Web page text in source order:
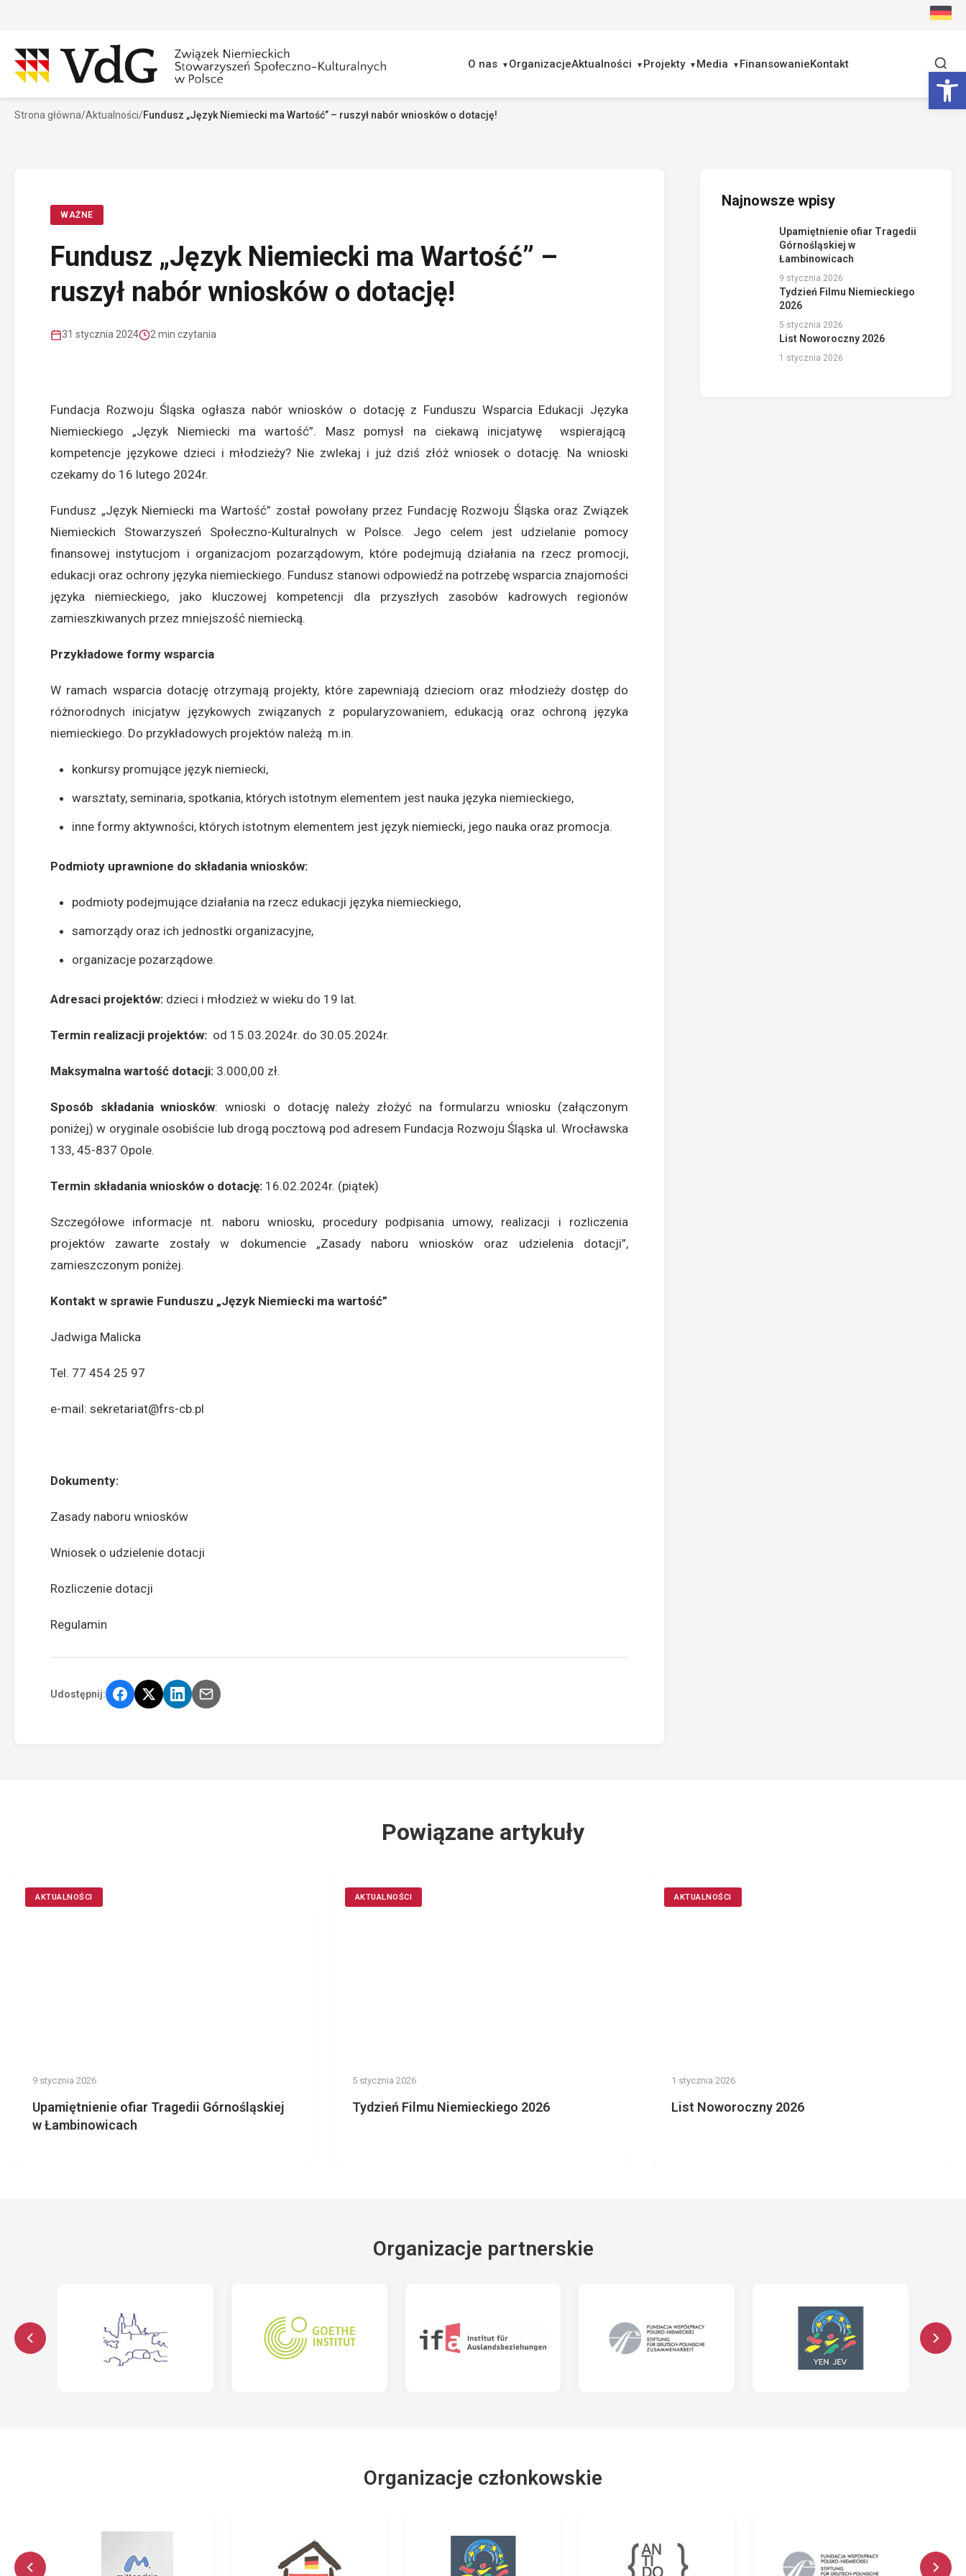
O nas OrganizacjeAktualności Projekty Media FinansowanieKontakt
Szukaj
Strona główna/Aktualności/Fundusz „Język Niemiecki ma Wartość” – ruszył nabór wniosków o dotację!
WAŻNE
Fundusz „Język Niemiecki ma Wartość” –
ruszył nabór wniosków o dotację!
31 stycznia 2024 2 min czytania
Fundacja Rozwoju Śląska ogłasza nabór wniosków o dotację z Funduszu Wsparcia Edukacji Języka
Niemieckiego „Język Niemiecki ma wartość”. Masz pomysł na ciekawą inicjatywę wspierającą
kompetencje językowe dzieci i młodzieży? Nie zwlekaj i już dziś złóż wniosek o dotację. Na wnioski
czekamy do 16 lutego 2024r.
Fundusz „Język Niemiecki ma Wartość” został powołany przez Fundację Rozwoju Śląska oraz Związek
Niemieckich Stowarzyszeń Społeczno-Kulturalnych w Polsce. Jego celem jest udzielanie pomocy
finansowej instytucjom i organizacjom pozarządowym, które podejmują działania na rzecz promocji,
edukacji oraz ochrony języka niemieckiego. Fundusz stanowi odpowiedź na potrzebę wsparcia znajomości
języka niemieckiego, jako kluczowej kompetencji dla przyszłych zasobów kadrowych regionów
zamieszkiwanych przez mniejszość niemiecką.
Przykładowe formy wsparcia
W ramach wsparcia dotację otrzymają projekty, które zapewniają dzieciom oraz młodzieży dostęp do
różnorodnych inicjatyw językowych związanych z popularyzowaniem, edukacją oraz ochroną języka
niemieckiego. Do przykładowych projektów należą m.in.
konkursy promujące język niemiecki,
warsztaty, seminaria, spotkania, których istotnym elementem jest nauka języka niemieckiego,
inne formy aktywności, których istotnym elementem jest język niemiecki, jego nauka oraz promocja.
Podmioty uprawnione do składania wniosków:
podmioty podejmujące działania na rzecz edukacji języka niemieckiego,
samorządy oraz ich jednostki organizacyjne,
organizacje pozarządowe.
Adresaci projektów: dzieci i młodzież w wieku do 19 lat.
Termin realizacji projektów: od 15.03.2024r. do 30.05.2024r.
Maksymalna wartość dotacji: 3.000,00 zł.
Sposób składania wniosków: wnioski o dotację należy złożyć na formularzu wniosku (załączonym
poniżej) w oryginale osobiście lub drogą pocztową pod adresem Fundacja Rozwoju Śląska ul. Wrocławska
133, 45-837 Opole.
Termin składania wniosków o dotację: 16.02.2024r. (piątek)
Szczegółowe informacje nt. naboru wniosku, procedury podpisania umowy, realizacji i rozliczenia
projektów zawarte zostały w dokumencie „Zasady naboru wniosków oraz udzielenia dotacji”,
zamieszczonym poniżej.
Kontakt w sprawie Funduszu „Język Niemiecki ma wartość”
Jadwiga Malicka
Tel. 77 454 25 97
e-mail: sekretariat@frs-cb.pl
Dokumenty:
Zasady naboru wniosków
Wniosek o udzielenie dotacji
Rozliczenie dotacji
Regulamin
Udostępnij:
Najnowsze wpisy
Upamiętnienie ofiar Tragedii
Górnośląskiej w
Łambinowicach
9 stycznia 2026
Tydzień Filmu Niemieckiego
2026
5 stycznia 2026
List Noworoczny 2026
1 stycznia 2026
Powiązane artykuły
AKTUALNOŚCI
9 stycznia 2026
Upamiętnienie ofiar Tragedii Górnośląskiej
w Łambinowicach
AKTUALNOŚCI
5 stycznia 2026
Tydzień Filmu Niemieckiego 2026
AKTUALNOŚCI
1 stycznia 2026
List Noworoczny 2026
Organizacje partnerskie
Organizacje członkowskie